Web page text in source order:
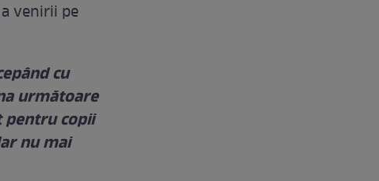
venirii pe
cu
următoare
pentru copii
nu mai